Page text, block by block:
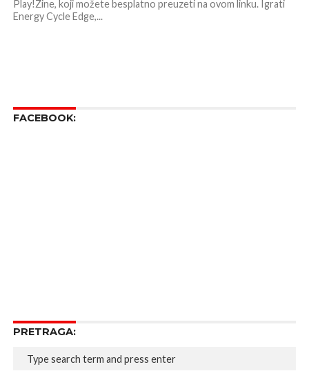
Play!Zine, koji možete besplatno preuzeti na ovom linku. Igrati
Energy Cycle Edge,...
FACEBOOK:
PRETRAGA: